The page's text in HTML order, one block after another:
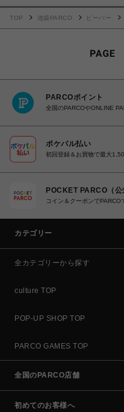
TOP 池袋PARCO ビーバー
PARCOポイント
全国のPARCOやONLINE
ポケパル払い
初回登録＆お買物で最大
POCKET PARCO（公
コイン＆クーポンでPARCO
カテゴリー
全カテゴリーから探す
culture TOP
POP-UP SHOP TOP
PARCO GAMES TOP
全国のPARCO店舗
初めてのお客様へ